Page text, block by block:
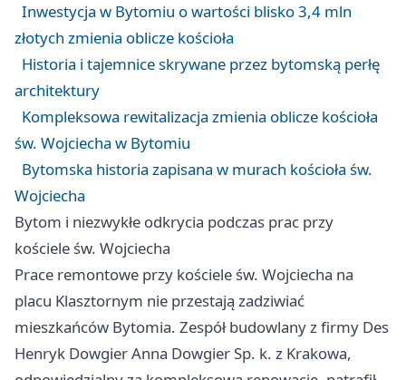
Inwestycja w Bytomiu o wartości blisko 3,4 mln
złotych zmienia oblicze kościoła
Historia i tajemnice skrywane przez bytomską perłę
architektury
Kompleksowa rewitalizacja zmienia oblicze kościoła
św. Wojciecha w Bytomiu
Bytomska historia zapisana w murach kościoła św.
Wojciecha
Bytom i niezwykłe odkrycia podczas prac przy
kościele św. Wojciecha
Prace remontowe przy kościele św. Wojciecha na
placu Klasztornym nie przestają zadziwiać
mieszkańców Bytomia. Zespół budowlany z firmy Des
Henryk Dowgier Anna Dowgier Sp. k. z Krakowa,